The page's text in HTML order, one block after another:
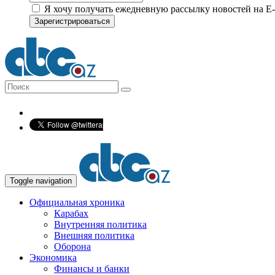
Я хочу получать ежедневную рассылку новостей на
Зарегистрироваться
Toggle navigation
Официальная хроника
Карабах
Внутренняя политика
Внешняя политика
Оборона
Экономика
Финансы и банки